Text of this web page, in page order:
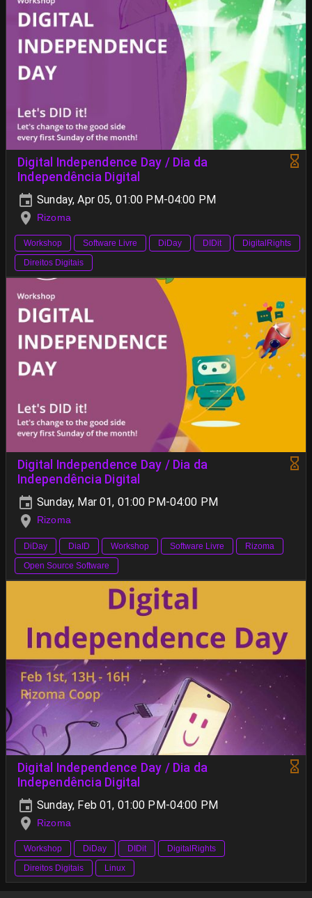
Digital Independence Day / Dia da
Independência Digital
Sunday, Apr 05, 01:00 PM-04:00 PM
Rizoma
Workshop Software Livre DiDay DIDit
DigitalRights
Direitos Digitais
Digital Independence Day / Dia da
Independência Digital
Sunday, Mar 01, 01:00 PM-04:00 PM
Rizoma
DiDay DiaID Workshop Software Livre
Rizoma
Open Source Software
Digital Independence Day / Dia da
Independência Digital
Sunday, Feb 01, 01:00 PM-04:00 PM
Rizoma
Workshop DiDay DIDit
DigitalRights
Direitos Digitais
Linux